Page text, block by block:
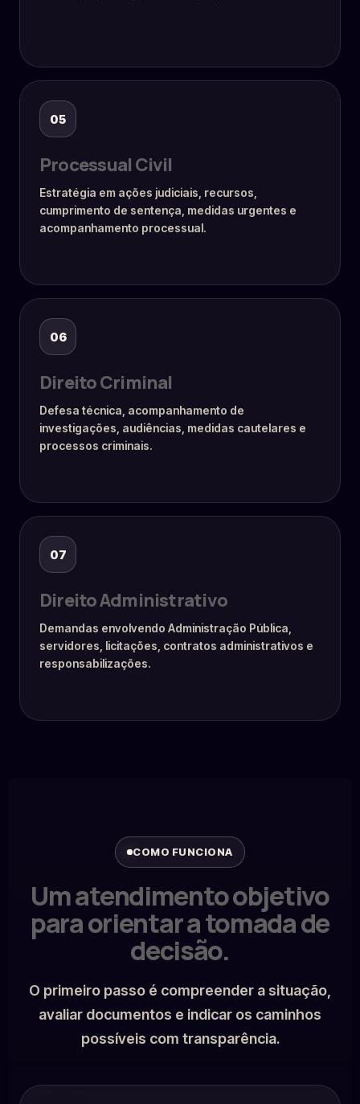
05
Processual Civil
Estratégia em ações judiciais, recursos,
cumprimento de sentença, medidas urgentes e
acompanhamento processual.
06
Direito Criminal
Defesa técnica, acompanhamento de
investigações, audiências, medidas cautelares e
processos criminais.
07
Direito Administrativo
Demandas envolvendo Administração Pública,
servidores, licitações, contratos administrativos e
responsabilizações.
COMO FUNCIONA
Um atendimento objetivo
para orientar a tomada de
decisão.
O primeiro passo é compreender a situação,
avaliar documentos e indicar os caminhos
possíveis com transparência.